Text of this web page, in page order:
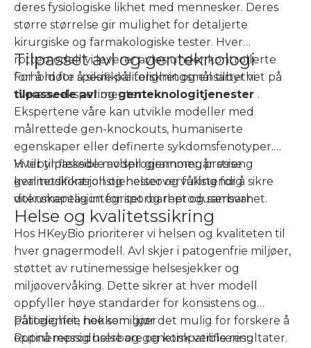
deres fysiologiske likhet med mennesker. Deres
større størrelse gir mulighet for detaljerte
kirurgiske og farmakologiske tester. Hver
rottemodell vi leverer avles under kontrollerte
forhold for å sikre pålitelighet og ensartethet på
tvers av eksperimenter.
Tilpasset avl og genteknologi
For å møte spesifikke forskningsmål tilbyr vi
tilpassede avloggenteknologitjenester .
Ekspertene våre kan utvikle modeller med
målrettede gen-knockouts, humaniserte
egenskaper eller definerte sykdomsfenotyper.
Hver tilpassede modell gjennomgår streng
kvalitetskontroll og helseovervåking for å sikre
vitenskapelig integritet og reproduserbarhet.
Vi tilbyr fleksible avlsprogrammer, presise
genmodifikasjonstjenester og fullstendig
dokumentasjon for sporbarhet og samsvar.
Helse og kvalitetssikring
Hos HKeyBio prioriterer vi helsen og kvaliteten til
hver gnagermodell. Avl skjer i patogenfrie miljøer,
støttet av rutinemessige helsesjekker og
miljøovervåking. Dette sikrer at hver modell
oppfyller høye standarder for konsistens og
pålitelighet, noe som gjør det mulig for forskere å
oppnå reproduserbare og kompatible resultater.
Patogenfrie hekkemiljøer
Rutinemessig helse og genetisk verifisering